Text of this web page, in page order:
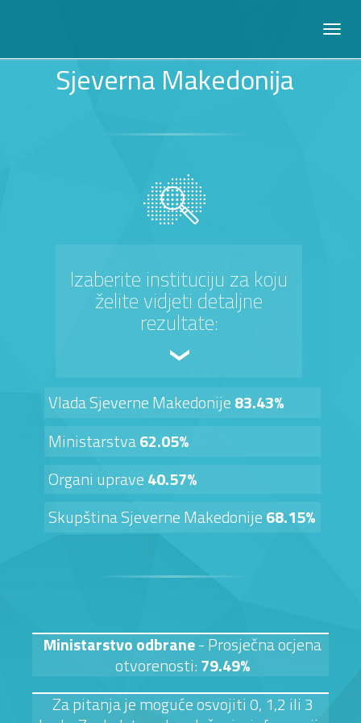
Sjeverna Makedonija
Izaberite instituciju za koju
želite vidjeti detaljne
rezultate:
Vlada Sjeverne Makedonije83.43%
Ministarstva62.05%
Organi uprave40.57%
Skupština Sjeverne Makedonije68.15%
Ministarstvo odbrane- Prosječna ocjena
otvorenosti:79.49%
Za pitanja je moguće osvojiti 0, 1,2 ili 3